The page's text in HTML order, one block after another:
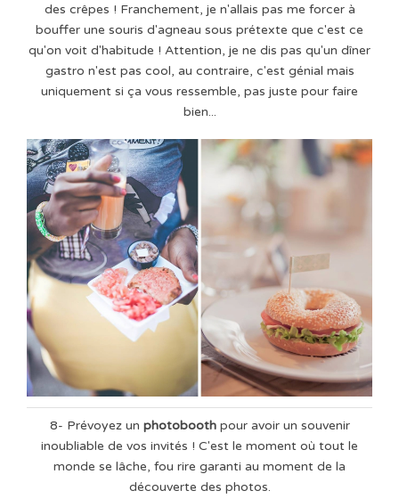
des crêpes ! Franchement, je n'allais pas me forcer à
bouffer une souris d'agneau sous prétexte que c'est ce
qu'on voit d'habitude ! Attention, je ne dis pas qu'un dîner
gastro n'est pas cool, au contraire, c'est génial mais
uniquement si ça vous ressemble, pas juste pour faire
bien...
8- Prévoyez un photoboothpour avoir un souvenir
inoubliable de vos invités ! C'est le moment où tout le
monde se lâche, fou rire garanti au moment de la
découverte des photos.